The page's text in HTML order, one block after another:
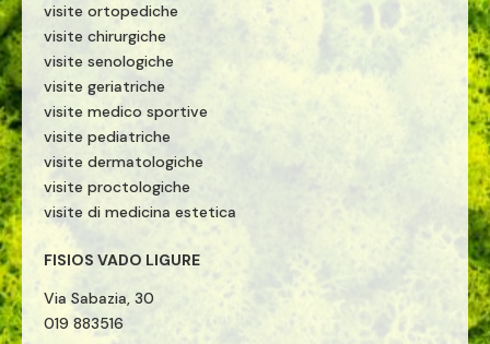
visite ortopediche
visite chirurgiche
visite senologiche
visite geriatriche
visite medico sportive
visite pediatriche
visite dermatologiche
visite proctologiche
visite di medicina estetica
FISIOS VADO LIGURE
Via Sabazia, 30
019 883516